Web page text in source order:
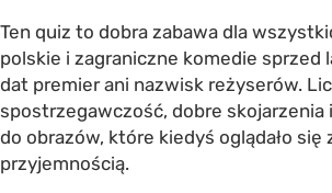
Ten quiz to dobra zabawa dla
polskie i zagraniczne komedie sprzed
dat premier ani nazwisk reżyserów.
spostrzegawczość, dobre skojarzenia
do obrazów, które kiedyś oglądało się
przyjemnością.